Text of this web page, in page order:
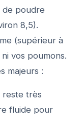
de poudre
8,5).
(supérieur à
vos poumons.
majeurs :
reste très
fluide pour